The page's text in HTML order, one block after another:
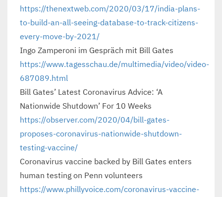
https://thenextweb.com/2020/03/17/india-plans-
to-build-an-all-seeing-database-to-track-citizens-
every-move-by-2021/
Ingo Zamperoni im Gespräch mit Bill Gates
https://www.tagesschau.de/multimedia/video/video-
687089.html
Bill Gates’ Latest Coronavirus Advice: ‘A
Nationwide Shutdown’ For 10 Weeks
https://observer.com/2020/04/bill-gates-
proposes-coronavirus-nationwide-shutdown-
testing-vaccine/
Coronavirus vaccine backed by Bill Gates enters
human testing on Penn volunteers
https://www.phillyvoice.com/coronavirus-vaccine-